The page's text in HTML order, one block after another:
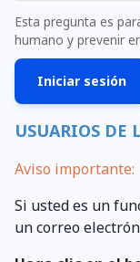
Esta pregunta es
humano y prevenir
USUARIOS DE
Aviso importante:
Si usted es un
un correo